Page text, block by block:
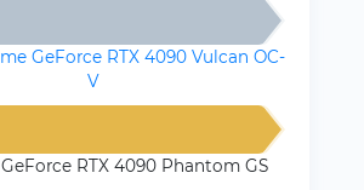
GeForce RTX 4090 Vulcan OC-
V
RTX 4090 Phantom GS